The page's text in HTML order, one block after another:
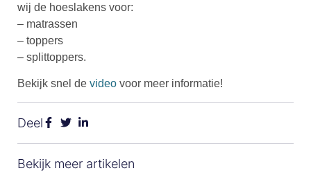
wij de hoeslakens voor:
– matrassen
– toppers
– splittoppers.
Bekijk snel de video voor meer informatie!
Deel
Bekijk meer artikelen